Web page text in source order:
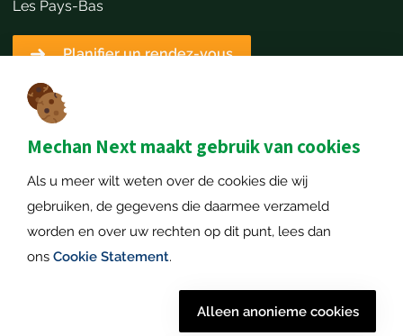
Mechan Next maakt gebruik van cookies
Als u meer wilt weten over de cookies die wij
gebruiken, de gegevens die daarmee verzameld
worden en over uw rechten op dit punt, lees dan
ons Cookie Statement.
Alleen anonieme cookies
Les Pays-Bas
Planifier un rendez-vous
Détails du contact
+31651173646
info@mechannext.nl
MechanNext B.V.
Numéro de chambre de commerce: 72234458
Numéro de TVA: NL859040057B01